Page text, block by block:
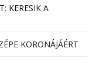
KERESIK A
KORONÁJÁÉRT